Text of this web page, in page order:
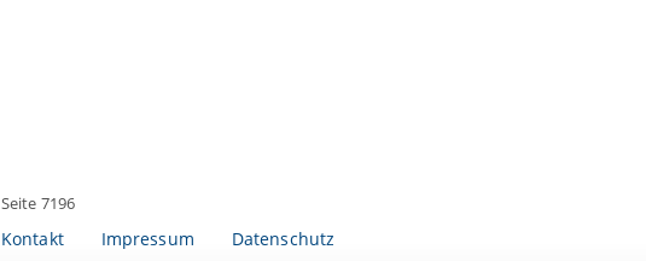
Seite 7196
Kontakt Impressum Datenschutz